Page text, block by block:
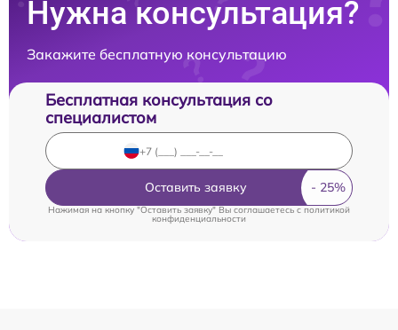
Нужна консультация?
Закажите бесплатную консультацию
Бесплатная консультация со
специалистом
Оставить заявку
Нажимая на кнопку "Оставить заявку" Вы соглашаетесь cполитикой
конфиденциальности